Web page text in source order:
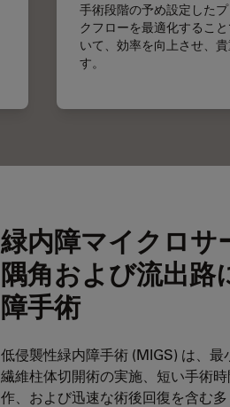
手術段階の予め設定した
クフローを最適化するこ
いて、効率を向上させ、
す。
緑内障マイクロサ
隅角および流出路
障手術
低侵襲性緑内障手術 (MIGS) は、最
繊維柱体切開術の実施、短い手術
作、および迅速な術後回復を含む